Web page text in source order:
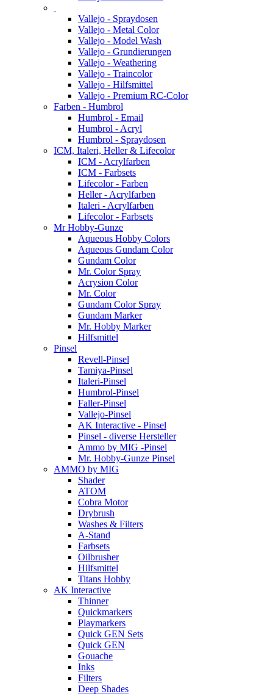
Vallejo - Spraydosen
Vallejo - Metal Color
Vallejo - Model Wash
Vallejo - Grundierungen
Vallejo - Weathering
Vallejo - Traincolor
Vallejo - Hilfsmittel
Vallejo - Premium RC-Color
Farben - Humbrol
Humbrol - Email
Humbrol - Acryl
Humbrol - Spraydosen
ICM, Italeri, Heller & Lifecolor
ICM - Acrylfarben
ICM - Farbsets
Lifecolor - Farben
Heller - Acrylfarben
Italeri - Acrylfarben
Lifecolor - Farbsets
Mr Hobby-Gunze
Aqueous Hobby Colors
Aqueous Gundam Color
Gundam Color
Mr. Color Spray
Acrysion Color
Mr. Color
Gundam Color Spray
Gundam Marker
Mr. Hobby Marker
Hilfsmittel
Pinsel
Revell-Pinsel
Tamiya-Pinsel
Italeri-Pinsel
Humbrol-Pinsel
Faller-Pinsel
Vallejo-Pinsel
AK Interactive - Pinsel
Pinsel - diverse Hersteller
Ammo by MIG -Pinsel
Mr. Hobby-Gunze Pinsel
AMMO by MIG
Shader
ATOM
Cobra Motor
Drybrush
Washes & Filters
A-Stand
Farbsets
Oilbrusher
Hilfsmittel
Titans Hobby
AK Interactive
Thinner
Quickmarkers
Playmarkers
Quick GEN Sets
Quick GEN
Gouache
Inks
Filters
Deep Shades